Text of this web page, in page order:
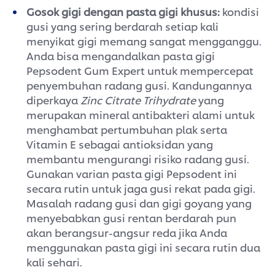
Gosok gigi dengan pasta gigi khusus: kondisi
gusi yang sering berdarah setiap kali
menyikat gigi memang sangat mengganggu.
Anda bisa mengandalkan pasta gigi
Pepsodent Gum Expert untuk mempercepat
penyembuhan radang gusi. Kandungannya
diperkaya Zinc Citrate Trihydrateyang
merupakan mineral antibakteri alami untuk
menghambat pertumbuhan plak serta
Vitamin E sebagai antioksidan yang
membantu mengurangi risiko radang gusi.
Gunakan varian pasta gigi Pepsodent ini
secara rutin untuk jaga gusi rekat pada gigi.
Masalah radang gusi dan gigi goyang yang
menyebabkan gusi rentan berdarah pun
akan berangsur-angsur reda jika Anda
menggunakan pasta gigi ini secara rutin dua
kali sehari.